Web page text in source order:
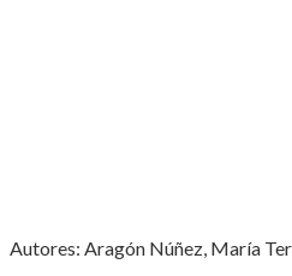
Autores: Aragón Núñez, María